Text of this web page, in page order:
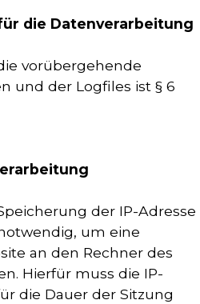
die Datenverarbeitung
vorübergehende
und der Logfiles ist § 6
der IP-Adresse
um eine
an den Rechner des
Hierfür muss die IP-
die Dauer der Sitzung